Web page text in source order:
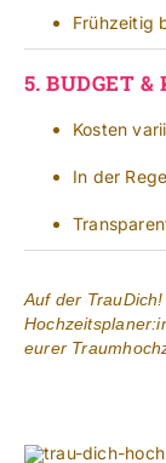
Frühzeitig
5.BUDGET &
Kosten
In der
Auf der
eurer